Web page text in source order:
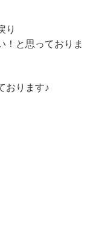
り
！と思っておりま
おります♪